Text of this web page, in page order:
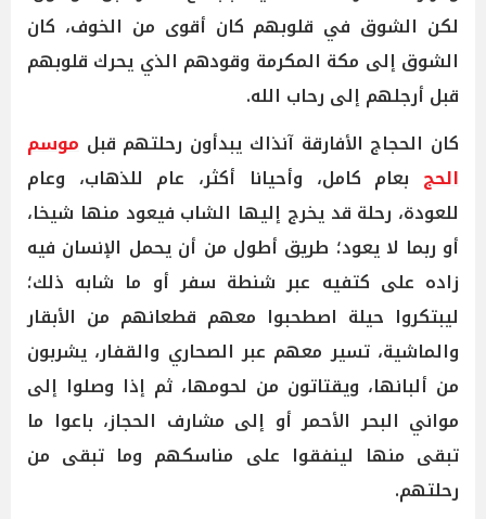
لكن الشوق في قلوبهم كان أقوى من الخوف، كان
الشوق إلى مكة المكرمة وقودهم الذي يحرك قلوبهم
قبل أرجلهم إلى رحاب الله.
كان الحجاج الأفارقة آنذاك يبدأون رحلتهم قبل موسم
الحج بعام كامل، وأحيانا أكثر، عام للذهاب، وعام
للعودة، رحلة قد يخرج إليها الشاب فيعود منها شيخا،
أو ربما لا يعود؛ طريق أطول من أن يحمل الإنسان فيه
زاده على كتفيه عبر شنطة سفر أو ما شابه ذلك؛
ليبتكروا حيلة اصطحبوا معهم قطعانهم من الأبقار
والماشية، تسير معهم عبر الصحاري والقفار، يشربون
من ألبانها، ويقتاتون من لحومها، ثم إذا وصلوا إلى
مواني البحر الأحمر أو إلى مشارف الحجاز، باعوا ما
تبقى منها لينفقوا على مناسكهم وما تبقى من
رحلتهم.